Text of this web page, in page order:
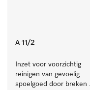
A 11/2
Inzet voor voorzichtig
reinigen van gevoelig
spoelgoed door breken